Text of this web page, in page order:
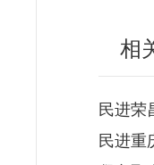
相
民进荣
民进重